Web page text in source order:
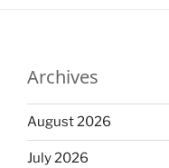
Archives
August 2026
July 2026